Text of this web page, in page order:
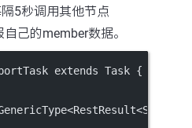
5秒调用其他节点
己的member数据。
extends Task {
RestResult